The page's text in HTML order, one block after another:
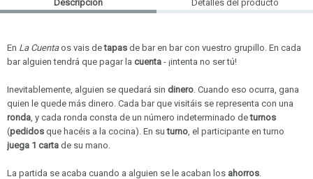
Descripción Detalles del producto
En La Cuentaos vais detapas de bar en bar con vuestro grupillo. En cada
bar alguien tendrá que pagar la cuenta - ¡intenta no ser tú!
Inevitablemente, alguien se quedará sin dinero. Cuando eso ocurra, gana
quien le quede más dinero. Cada bar que visitáis se representa con una
ronda, y cada ronda consta de un número indeterminado deturnos
(pedidos que hacéis a la cocina). En suturno, el participante en turno
juega 1 carta de su mano.
La partida se acaba cuando a alguien se le acaban los ahorros.